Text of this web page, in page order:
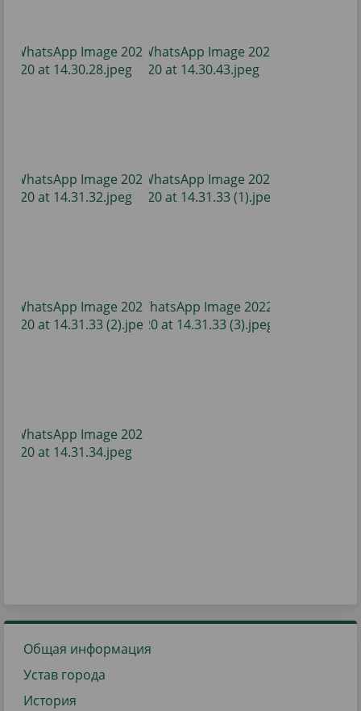
Общая информация
Устав города
История